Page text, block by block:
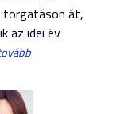
forgatáson át,
az idei év